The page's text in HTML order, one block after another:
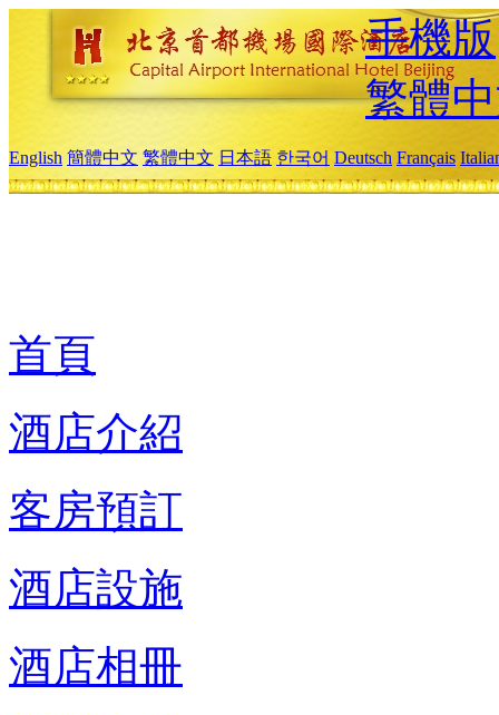
手機版
繁體
English 簡體中文 繁體中文 日本語 한국어 Deutsch Français
首頁
酒店介紹
客房預訂
酒店設施
酒店相冊